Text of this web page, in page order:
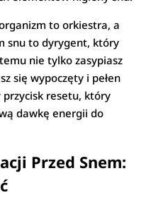
to orkiestra, a
snu to dyrygent, który
nie tylko zasypiasz
się wypoczęty i pełen
przycisk resetu, który
dawkę energii do
Przed Snem: